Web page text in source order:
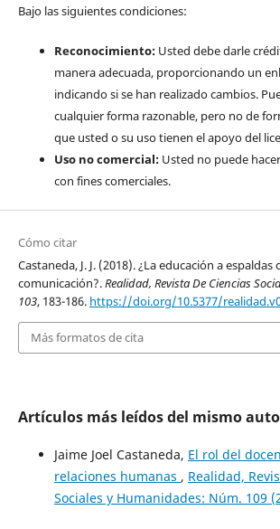
Bajo las siguientes condiciones:
Reconocimiento:Usted debe darle
manera adecuada, proporcionando un
indicando si se han realizado cambios.
cualquier forma razonable, pero no de
que usted o su uso tienen el apoyo del
Uso no comercial:Usted no puede
con fines comerciales.
Cómo citar
Castaneda, J. J. (2018). ¿La educación a
comunicación?.Realidad, Revista De Ciencias
103, 183-186. https://doi.org/10.5377/
Más formatos de cita
Artículos más leídos del mismo
Jaime Joel Castaneda, El rol del
relaciones humanas , Realidad,
Sociales y Humanidades: Núm. 109